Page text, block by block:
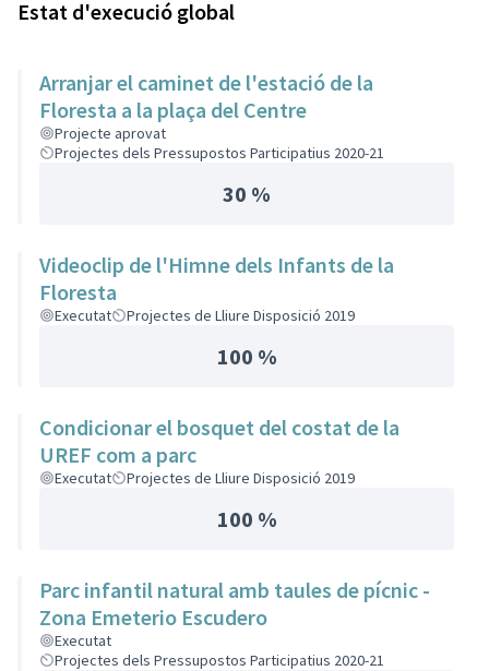
Estat d'execució global
Arranjar el caminet de l'estació de la
Floresta a la plaça del Centre
Projecte aprovat
Projectes dels Pressupostos Participatius 2020-21
30 %
Videoclip de l'Himne dels Infants de la
Floresta
Executat Projectes de Lliure Disposició 2019
100 %
Condicionar el bosquet del costat de la
UREF com a parc
Executat Projectes de Lliure Disposició 2019
100 %
Parc infantil natural amb taules de pícnic -
Zona Emeterio Escudero
Executat
Projectes dels Pressupostos Participatius 2020-21